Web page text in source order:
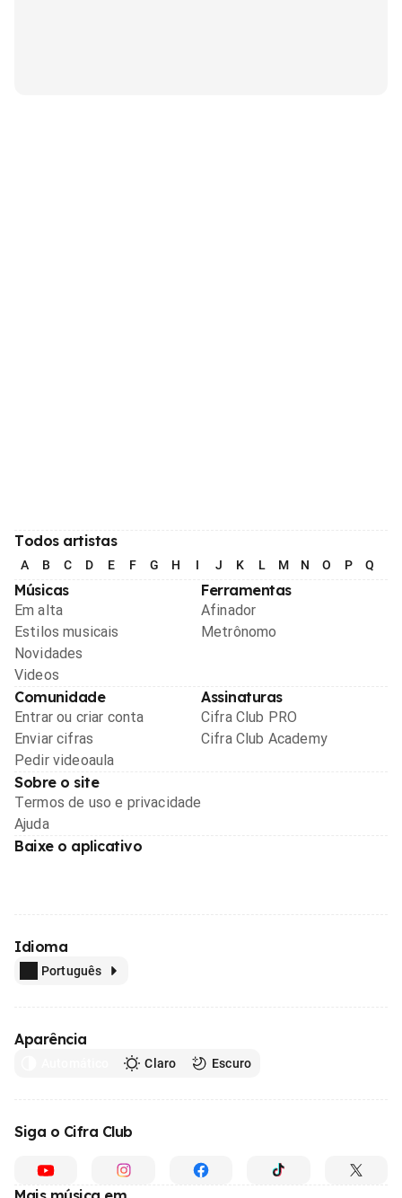
Todos artistas
A B C D E F G H I J K L M N O P Q
Músicas
Em alta
Estilos musicais
Novidades
Videos
Ferramentas
Afinador
Metrônomo
Comunidade
Entrar ou criar conta
Enviar cifras
Pedir videoaula
Assinaturas
Cifra Club PRO
Cifra Club Academy
Sobre o site
Termos de uso e privacidade
Ajuda
Baixe o aplicativo
Idioma
Português
Aparência
Claro Escuro
Siga o Cifra Club